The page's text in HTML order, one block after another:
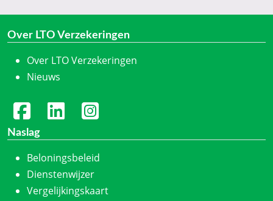
Over LTO Verzekeringen
Over LTO Verzekeringen
Nieuws
Naslag
Beloningsbeleid
Dienstenwijzer
Vergelijkingskaart